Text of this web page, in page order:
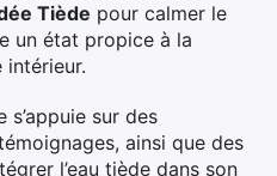
Tiède pour calmer le
un état propice à la
sur des
ainsi que des
l’eau tiède dans son